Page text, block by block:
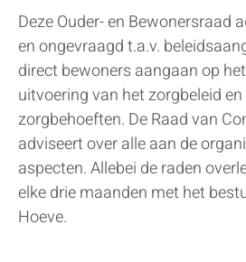
Deze Ouder- en Bewonersraad
en ongevraagd t.a.v.
direct bewoners aangaan op
uitvoering van het zorgbeleid
zorgbehoeften. De Raad van
adviseert over alle aan de
aspecten. Allebei de raden
elke drie maanden met het
Hoeve.